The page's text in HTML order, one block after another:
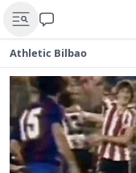
Athletic Bilbao